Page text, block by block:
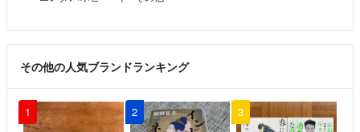
その他の人気ブランドランキング
1 2 3